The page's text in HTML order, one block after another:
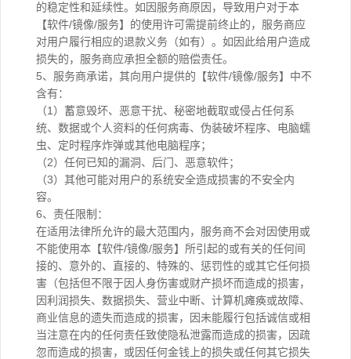
的稳定性和延续性。如因服务商原因，导致用户对于本
【软件/镜像/服务】的使用许可需提前终止的，服务商应
对用户履行相应的退款义务（如有）。如因此给用户造成
损失的，服务商应承担全额的赔偿责任。
5、服务商承诺，其向用户提供的【软件/镜像/服务】中不
含有：
（1）蓄意毁坏、恶意干扰、秘密地截取或侵占任何系
统、数据或个人资料的任何病毒、伪装破坏程序、电脑蠕
虫、定时程序炸弹或其他电脑程序；
（2）任何已知的漏洞、后门、恶意软件；
（3）其他可能对用户的系统安全造成损害的不安全内
容。
6、责任限制：
在适用法律所允许的最大范围内，服务商不会对因使用或
不能使用本【软件/镜像/服务】所引起的或有关的任何间
接的、意外的、直接的、特殊的、惩罚性的或其它任何损
害（包括但不限于因人身伤害或财产损坏而造成的损害，
因利润损失、数据损失、营业中断、计算机瘫痪或故障、
商业信息的遗失而造成的损害，因未能履行包括诚信或相
当注意在内的任何责任致使隐私泄露而造成的损害，因疏
忽而造成的损害，或因任何金钱上的损失或任何其它损失